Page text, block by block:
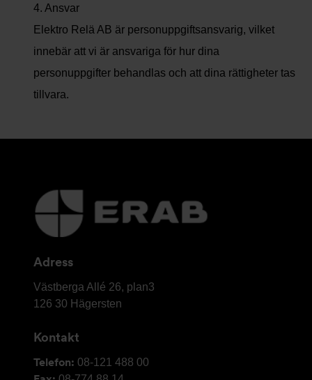
4. Ansvar
Elektro Relä AB är personuppgiftsansvarig, vilket
innebär att vi är ansvariga för hur dina
personuppgifter behandlas och att dina rättigheter tas
tillvara.
Ytterligare
information
och
Adress
Elektro
Relä
Västberga Allé 26, plan3
126 30 Hägersten
Kontakt
Telefon: 08-121 488 00